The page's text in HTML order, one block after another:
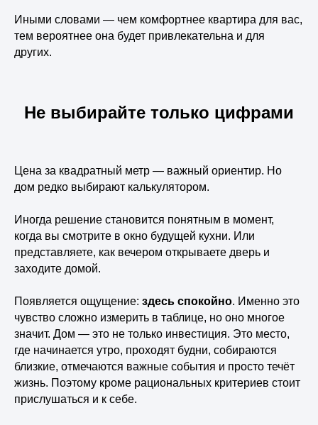
Иными словами — чем комфортнее квартира для вас,
тем вероятнее она будет привлекательна и для
других.
Не выбирайте только цифрами
Цена за квадратный метр — важный ориентир. Но
дом редко выбирают калькулятором.
Иногда решение становится понятным в момент,
когда вы смотрите в окно будущей кухни. Или
представляете, как вечером открываете дверь и
заходите домой.
Появляется ощущение: здесь спокойно. Именно это
чувство сложно измерить в таблице, но оно многое
значит. Дом — это не только инвестиция. Это место,
где начинается утро, проходят будни, собираются
близкие, отмечаются важные события и просто течёт
жизнь. Поэтому кроме рациональных критериев стоит
прислушаться и к себе.
+7 (423) 205-59-58
ПРИЕЗЖАЙТЕ
Артём
ул. Острякова 37б, кв. 12
ПН-ПТ: с 9 до 18 часов
СБ: с 9 до 15 часов *
НАВИГАЦИЯ
УСЛОВИЯ ПОКУПКИ
ДВ-ИПОТЕКА
ПОЛИТИКА КОНФИДЕНЦИАЛЬНОСТИ
ДОКУМЕНТЫ